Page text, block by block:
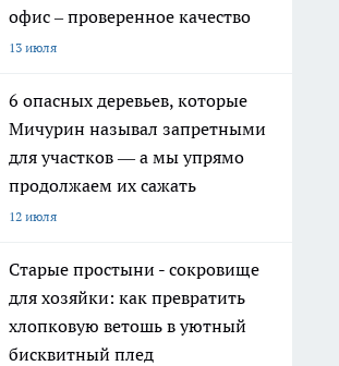
офис – проверенное качество
13 июля
6 опасных деревьев, которые
Мичурин называл запретными
для участков — а мы упрямо
продолжаем их сажать
12 июля
Старые простыни - сокровище
для хозяйки: как превратить
хлопковую ветошь в уютный
бисквитный плед